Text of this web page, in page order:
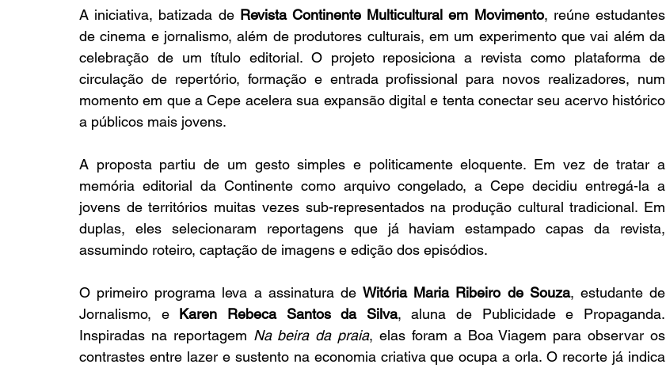
A iniciativa, batizada de Revista Continente Multicultural em Movimento, reúne estudantes
de cinema e jornalismo, além de produtores culturais, em um experimento que vai além da
celebração de um título editorial. O projeto reposiciona a revista como plataforma de
circulação de repertório, formação e entrada profissional para novos realizadores, num
momento em que a Cepe acelera sua expansão digital e tenta conectar seu acervo histórico
a públicos mais jovens.
A proposta partiu de um gesto simples e politicamente eloquente. Em vez de tratar a
memória editorial da Continente como arquivo congelado, a Cepe decidiu entregá-la a
jovens de territórios muitas vezes sub-representados na produção cultural tradicional. Em
duplas, eles selecionaram reportagens que já haviam estampado capas da revista,
assumindo roteiro, captação de imagens e edição dos episódios.
O primeiro programa leva a assinatura de Witória Maria Ribeiro de Souza, estudante de
Jornalismo, e Karen Rebeca Santos da Silva, aluna de Publicidade e Propaganda.
Inspiradas na reportagem Na beira da praia, elas foram a Boa Viagem para observar os
contrastes entre lazer e sustento na economia criativa que ocupa a orla. O recorte já indica